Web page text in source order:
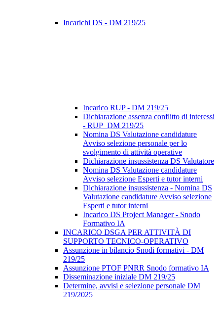
Incarichi DS - DM 219/25
Incarico RUP - DM 219/25
Dichiarazione assenza conflitto di interessi
- RUP_DM 219/25
Nomina DS Valutazione candidature
Avviso selezione personale per lo
svolgimento di attività operative
Dichiarazione insussistenza DS Valutatore
Nomina DS Valutazione candidature
Avviso selezione Esperti e tutor interni
Dichiarazione insussistenza - Nomina DS
Valutazione candidature Avviso selezione
Esperti e tutor interni
Incarico DS Project Manager - Snodo
Formativo IA
INCARICO DSGA PER ATTIVITÀ DI
SUPPORTO TECNICO-OPERATIVO
Assunzione in bilancio Snodi formativi - DM
219/25
Assunzione PTOF PNRR Snodo formativo IA
Disseminazione iniziale DM 219/25
Determine, avvisi e selezione personale DM
219/2025